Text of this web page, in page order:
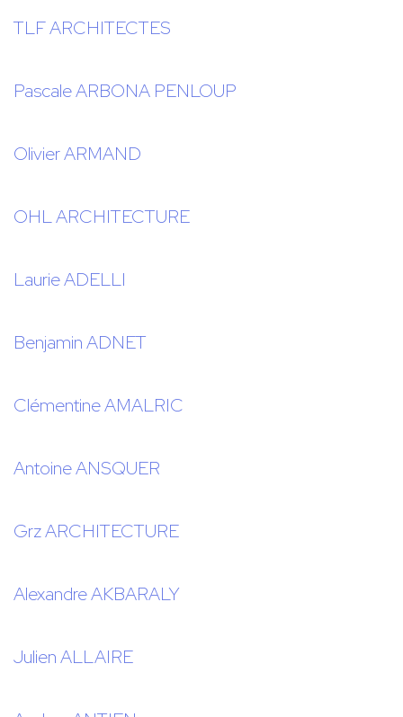
TLF ARCHITECTES
Pascale ARBONA PENLOUP
Olivier ARMAND
OHL ARCHITECTURE
Laurie ADELLI
Benjamin ADNET
Clémentine AMALRIC
Antoine ANSQUER
Grz ARCHITECTURE
Alexandre AKBARALY
Julien ALLAIRE